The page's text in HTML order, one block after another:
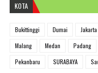
KOTA
Bukittinggi Dumai Jakarta
Malang
Medan Padang
Pekanbaru
SURABAYA